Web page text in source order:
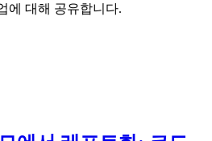
에 대해 공유합니다.